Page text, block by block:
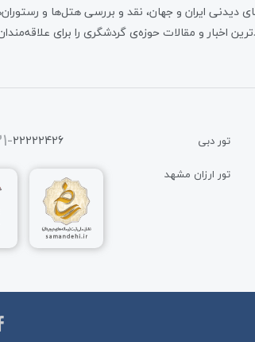
ایران و جهان، نقد و بررسی هتل‌ها و
اخبار و مقالات حوزه‌ی گردشگری را برای
تور دبی
تور ارزان مشهد
-02122222426